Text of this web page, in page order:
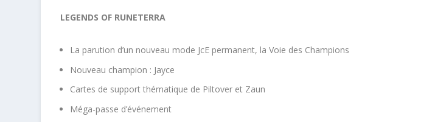
LEGENDS OF RUNETERRA
La parution d’un nouveau mode JcE permanent, la Voie des Champions
Nouveau champion : Jayce
Cartes de support thématique de Piltover et Zaun
Méga-passe d’événement